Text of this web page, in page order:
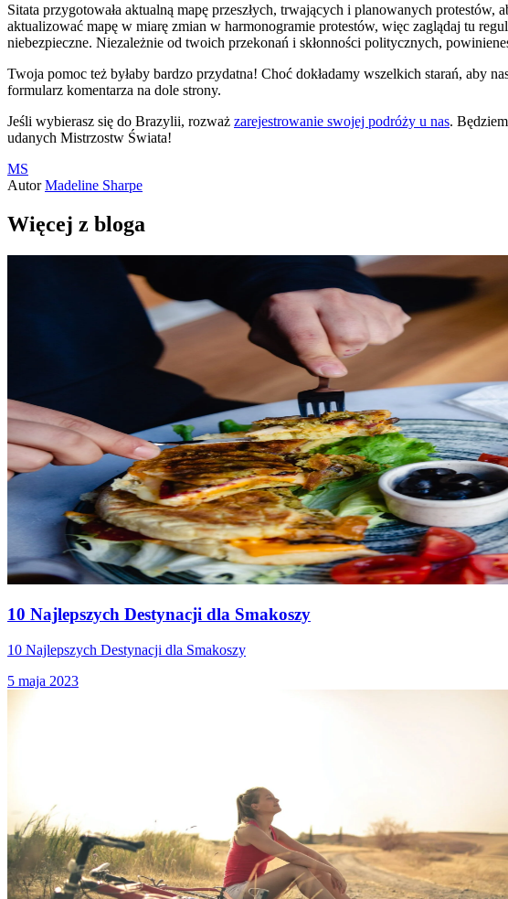
Sitata przygotowała aktualną mapę przeszłych, trwających i planowanych
aktualizować mapę w miarę zmian w harmonogramie protestów, więc zaglądaj tu
niebezpieczne. Niezależnie od twoich przekonań i skłonności politycznych,
Twoja pomoc też byłaby bardzo przydatna! Choć dokładamy wszelkich starań, aby
formularz komentarza na dole strony.
Jeśli wybierasz się do Brazylii, rozważ zarejestrowanie swojej podróży u nas.
udanych Mistrzostw Świata!
MS
Autor Madeline Sharpe
Więcej z bloga
10 Najlepszych Destynacji dla Smakoszy
10 Najlepszych Destynacji dla Smakoszy
5 maja 2023